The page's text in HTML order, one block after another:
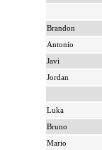
Brandon
Antonio
Javi
Jordan
Luka
Bruno
Mario